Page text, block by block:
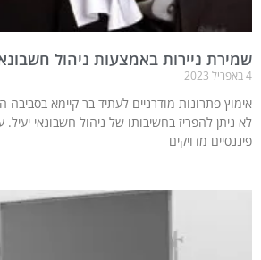
שמירת ניירות באמצעות ניהול
4 באפריל 2023
אימוץ פתרונות מודרניים לעתיד בר קיימא
לא ניתן להפריז בחשיבותו של ניהול חשבונאי
פיננסיים מדויקים